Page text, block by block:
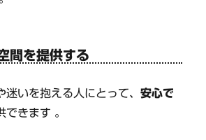
間を提供する
迷いを抱える人にとって、安心で
できます 。